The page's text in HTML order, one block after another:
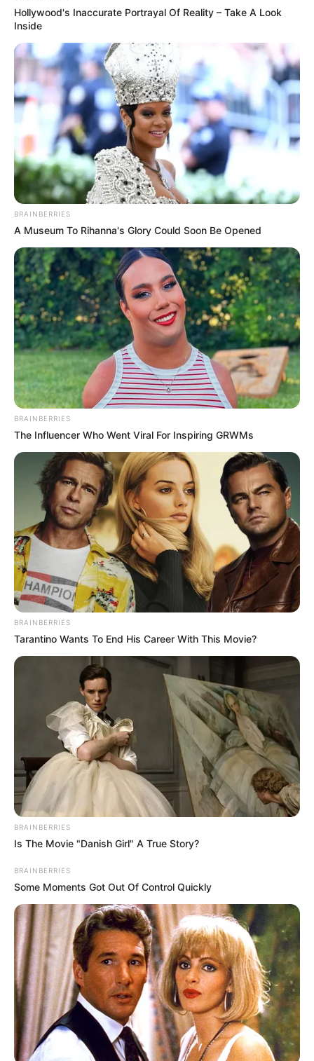
Hollywood's Inaccurate Portrayal Of Reality – Take A Look
Inside
BRAINBERRIES
A Museum To Rihanna's Glory Could Soon Be Opened
BRAINBERRIES
The Influencer Who Went Viral For Inspiring GRWMs
BRAINBERRIES
Tarantino Wants To End His Career With This Movie?
BRAINBERRIES
Is The Movie "Danish Girl" A True Story?
BRAINBERRIES
Some Moments Got Out Of Control Quickly